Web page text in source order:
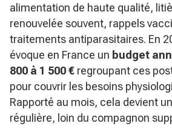
alimentation de haute qualité,
renouvelée souvent, rappels
traitements antiparasitaires. En
évoque en France un budget
800 à 1 500 € regroupant ces
pour couvrir les besoins
Rapporté au mois, cela devient
régulière, loin du compagnon